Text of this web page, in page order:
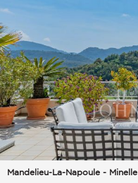
Mandelieu-La-Napoule - Minelle